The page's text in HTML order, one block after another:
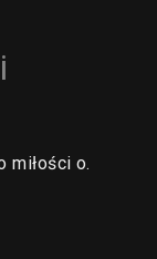
miłości o.